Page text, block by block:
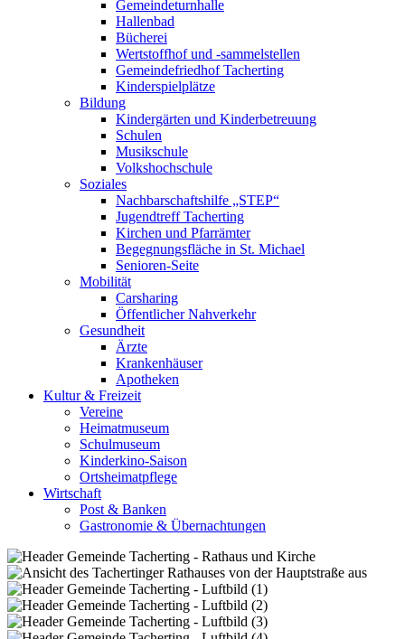
Gemeindeturnhalle
Hallenbad
Bücherei
Wertstoffhof und -sammelstellen
Gemeindefriedhof Tacherting
Kinderspielplätze
Bildung
Kindergärten und Kinderbetreuung
Schulen
Musikschule
Volkshochschule
Soziales
Nachbarschaftshilfe „STEP“
Jugendtreff Tacherting
Kirchen und Pfarrämter
Begegnungsfläche in St. Michael
Senioren-Seite
Mobilität
Carsharing
Öffentlicher Nahverkehr
Gesundheit
Ärzte
Krankenhäuser
Apotheken
Kultur & Freizeit
Vereine
Heimatmuseum
Schulmuseum
Kinderkino-Saison
Ortsheimatpflege
Wirtschaft
Post & Banken
Gastronomie & Übernachtungen